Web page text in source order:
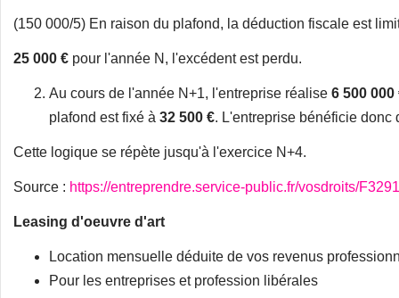
(150 000/5) En raison du plafond, la déduction fiscale est
25 000 € pour l'année N, l'excédent est perdu.
Au cours de l'année N+1, l'entreprise réalise 6 500 000
plafond est fixé à 32 500 €. L'entreprise bénéficie
Cette logique se répète jusqu'à l'exercice N+4.
Source : https://entreprendre.service-public.fr/vosdroits/
Leasing d'oeuvre d'art
Location mensuelle déduite de vos revenus
Pour les entreprises et profession libérales